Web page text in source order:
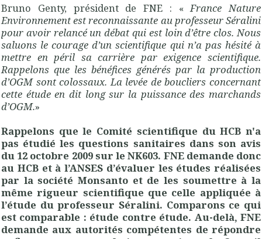
Bruno Genty, président de FNE : «France Nature
Environnement est reconnaissante au professeur Séralini
pour avoir relancé un débat qui est loin d’être clos. Nous
saluons le courage d’un scientifique qui n’a pas hésité à
mettre en péril sa carrière par exigence scientifique.
Rappelons que les bénéfices générés par la production
d’OGM sont colossaux. La levée de boucliers concernant
cette étude en dit long sur la puissance des marchands
d’OGM.»
Rappelons que le Comité scientifique du HCB n'a
pas étudié les questions sanitaires dans son avis
du 12 octobre 2009 sur le NK603. FNE demande donc
au HCB et à l’ANSES d’évaluer les études réalisées
par la société Monsanto et de les soumettre à la
même rigueur scientifique que celle appliquée à
l’étude du professeur Séralini. Comparons ce qui
est comparable : étude contre étude. Au-delà, FNE
demande aux autorités compétentes de répondre